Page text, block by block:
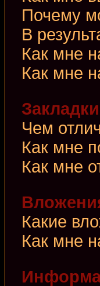
Почему
В
Как мне
Как мне
Чем
Как мне
Как мне
Какие
Как мне